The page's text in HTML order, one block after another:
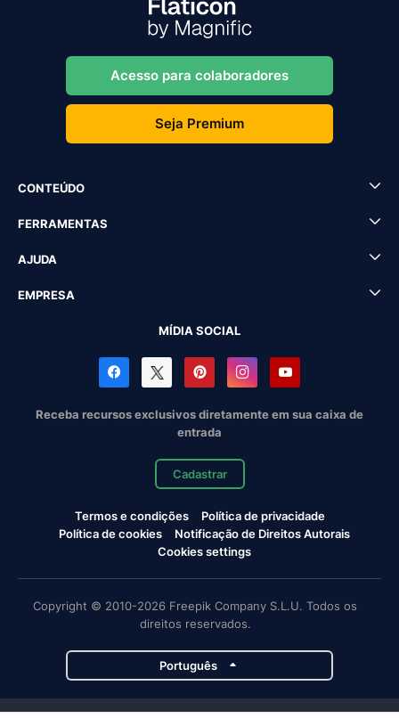
Acesso para colaboradores
Seja Premium
CONTEÚDO
FERRAMENTAS
AJUDA
EMPRESA
MÍDIA SOCIAL
Receba recursos exclusivos diretamente em sua caixa de
entrada
Cadastrar
Termos e condições
Política de privacidade
Política de cookies
Notificação de Direitos Autorais
Cookies settings
Copyright © 2010-2026 Freepik Company S.L.U. Todos os
direitos reservados.
Português